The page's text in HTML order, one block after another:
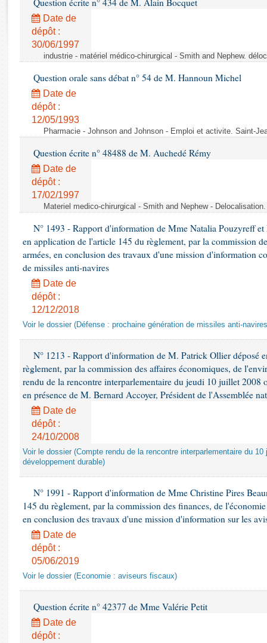
Rapports d'enquête
Rapports législatifs
Rapports sur l'application des lois
Baromètre de l’application des lois
Dossiers législatifs
Budget et sécurité sociale
Questions écrites et orales
Comptes rendus des débats
Question écrite n° 434 de M. Alain Bocquet
Date de
dépôt :
30/06/1997
industrie - matériel médico-chirurgical - Smith and Nephew.
Question orale sans débat n° 54 de M. Hannoun Michel
Date de
dépôt :
12/05/1993
Pharmacie - Johnson and Johnson - Emploi et activite. Saint-
Question écrite n° 48488 de M. Auchedé Rémy
Date de
dépôt :
17/02/1997
Materiel medico-chirurgical - Smith and Nephew -
N° 1493 - Rapport d'information de Mme Natalia Pouzyreff
en application de l'article 145 du règlement, par la commission
armées, en conclusion des travaux d'une mission d'information
de missiles anti-navires
Date de
dépôt :
12/12/2018
Voir le dossier (Défense : prochaine génération de missiles anti-
N° 1213 - Rapport d'information de M. Patrick Ollier déposé
règlement, par la commission des affaires économiques, de
rendu de la rencontre interparlementaire du jeudi 10 juillet 2008
en présence de M. Bernard Accoyer, Président de l'Assemblée
Date de
dépôt :
24/10/2008
Voir le dossier (Compte rendu de la rencontre interparlementaire du
développement durable)
N° 1991 - Rapport d'information de Mme Christine Pires
145 du règlement, par la commission des finances, de
en conclusion des travaux d'une mission d'information sur les
Date de
dépôt :
05/06/2019
Voir le dossier (Economie : aviseurs fiscaux)
Question écrite n° 42377 de Mme Valérie Petit
Date de
dépôt :